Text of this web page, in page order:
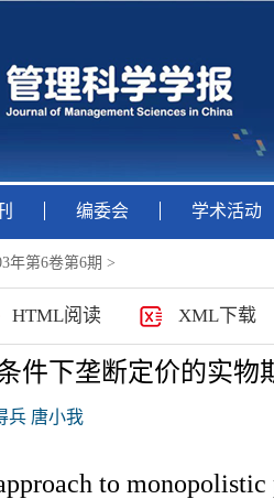
编委会 学术活动
年第6卷第6期 >
HTML阅读 XML下载
件下垄断定价的实物
兵 唐小我
to